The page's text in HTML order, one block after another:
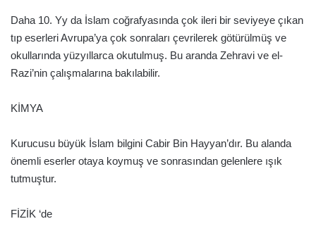
Daha 10. Yy da İslam coğrafyasında çok ileri bir seviyeye çıkan
tıp eserleri Avrupa’ya çok sonraları çevrilerek götürülmüş ve
okullarında yüzyıllarca okutulmuş. Bu aranda Zehravi ve el-
Razi’nin çalışmalarına bakılabilir.
KİMYA
Kurucusu büyük İslam bilgini Cabir Bin Hayyan’dır. Bu alanda
önemli eserler otaya koymuş ve sonrasından gelenlere ışık
tutmuştur.
FİZİK ‘de